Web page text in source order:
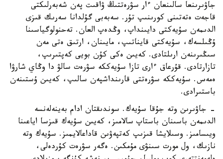
جاۋىرىنعا سالىنعان ءار سۋرەتتىڭ ۋاقىت پەن شەبەرلىكتى
قاجەت ەتەتىنى كورىنىپ تۇر. سەبەبى گۇلدانا سەرىك قىزى
الدىمەن سۇيەكتى دايىنداپ، وڭدەپ العان. تەحنولوگياسىنا
ۇڭىلسەك، سۇيەكتى قايناتىپ، مايىنان، ارتىق ەتى مەن
سىڭىرىنەن ارىلتادى. كەيىن ەكى كۇن بويى كەپتىرىپ،
تازارتادى. قۇرعاق ءارى تازا سۇيەككە سۋرەت سالۋ دا وڭاي شارۋا
ەمەس. سۇيەككە سۋرەتتى قارىنداشپەن سالىپ، كەيىن ۇستىنەن
باستىرادى.
- جاۋىرىن وتە جۇقا سۇيەك. سوندىقتان ادام بەينەلەنسە
الدىمەن باسىنان باستاپ سالامىز، كەيىن سۇيەك قىزسا اياعىنا
ويىسامىز. وسىلايشا قىزىپ كەتپەۋىن قاداعالايمىز. سۇيەك وتە
نازىك، ول مورت سىنۋى مۇمكىن. ەگەر سۋرەت كۇردەلى،